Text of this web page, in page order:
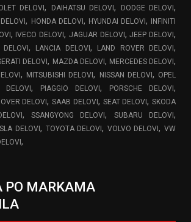
DELOVI, DAIHATSU DELOVI, DODGE DELOVI,
, HONDA DELOVI, HYUNDAI DELOVI, INFINITI
, IVECO DELOVI, JAGUAR DELOVI,JEEP DELOVI,
DELOVI, LANCIA DELOVI, LAND ROVER DELOVI,
DELOVI, MAZDA DELOVI, MERCEDES DELOVI,
, MITSUBISHI DELOVI, NISSAN DELOVI, OPEL
DELOVI, PIAGGIO DELOVI, PORSCHE DELOVI,
DELOVI, SAAB DELOVI, SEAT DELOVI, SKODA
,SSANGYONG DELOVI, SUBARU DELOVI,
DELOVI, TOYOTA DELOVI, VOLVO DELOVI, VW
,
PO MARKAMA